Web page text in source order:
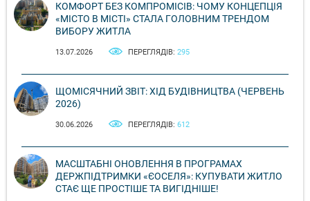
КОМФОРТ БЕЗ КОМПРОМІСІВ: ЧОМУ КОНЦЕПЦІЯ
«МІСТО В МІСТІ» СТАЛА ГОЛОВНИМ ТРЕНДОМ
ВИБОРУ ЖИТЛА
13.07.2026 ПЕРЕГЛЯДІВ: 295
ЩОМІСЯЧНИЙ ЗВІТ: ХІД БУДІВНИЦТВА (ЧЕРВЕНЬ
2026)
30.06.2026 ПЕРЕГЛЯДІВ: 612
МАСШТАБНІ ОНОВЛЕННЯ В ПРОГРАМАХ
ДЕРЖПІДТРИМКИ «ЄОСЕЛЯ»: КУПУВАТИ ЖИТЛО
СТАЄ ЩЕ ПРОСТІШЕ ТА ВИГІДНІШЕ!